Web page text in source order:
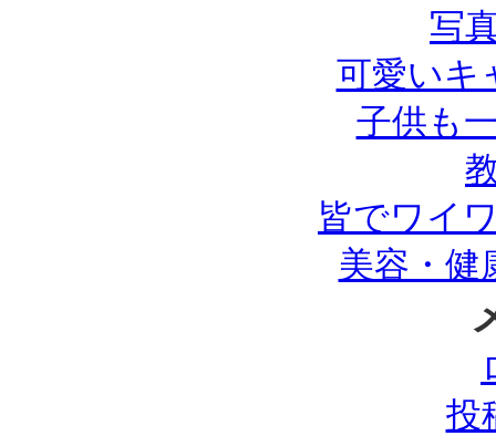
写
可愛いキ
子供も
皆でワイ
美容・健
投